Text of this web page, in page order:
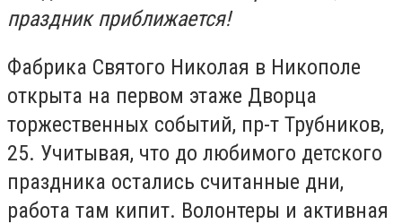
праздник приближается!
Фабрика Святого Николая в Никополе
открыта на первом этаже Дворца
торжественных событий, пр-т Трубников,
25. Учитывая, что до любимого детского
праздника остались считанные дни,
работа там кипит. Волонтеры и активная